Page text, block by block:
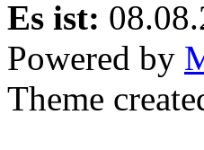
Es ist:
Powered by
Theme